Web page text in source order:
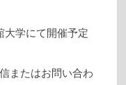
学にて開催予定
またはお問い合わ